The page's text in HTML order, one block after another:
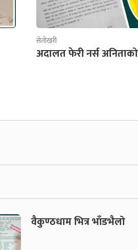
सेतोखरी
अदालत फेरी नर्स
वैकुण्ठधाम भित्र भाँडभैलो